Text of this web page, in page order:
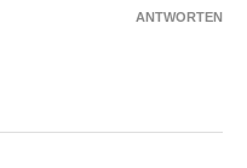
ANTWORTEN